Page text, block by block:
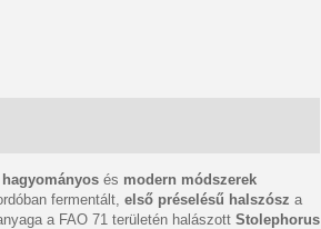
hagyományos és modern módszerek
fermentált, első préselésű halszósz a
a FAO 71 területén halászott Stolephorus